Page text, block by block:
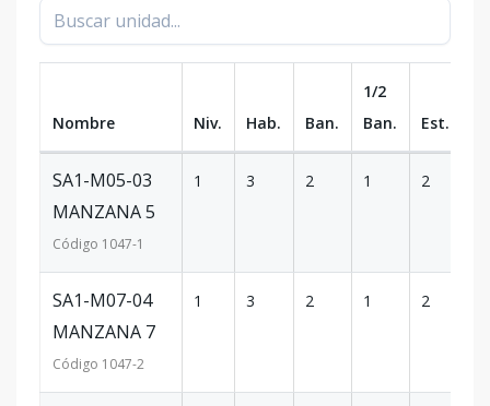
Nombre Niv. Hab. Ban.
1/2
Ban.
Est.
SA1-M05-03
MANZANA 5
Código 1047-1
1 3 2 1 2
SA1-M07-04
MANZANA 7
Código 1047-2
1 3 2 1 2